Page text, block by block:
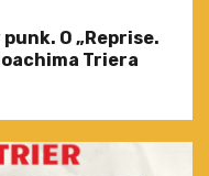
O „Reprise.
Triera